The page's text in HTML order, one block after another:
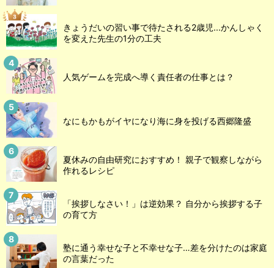
きょうだいの習い事で待たされる2歳児...かんしゃく
を変えた先生の1分の工夫
人気ゲームを完成へ導く責任者の仕事とは？
なにもかもがイヤになり海に身を投げる西郷隆盛
夏休みの自由研究におすすめ！ 親子で観察しながら
作れるレシピ
「挨拶しなさい！」は逆効果？ 自分から挨拶する子
の育て方
塾に通う幸せな子と不幸せな子…差を分けたのは家庭
の言葉だった